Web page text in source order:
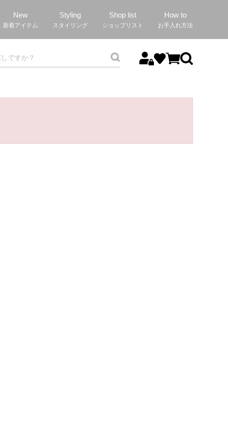
New
新着アイテム
Styling
スタイリング
Shop list
ショップリスト
How to
お手入れ方法